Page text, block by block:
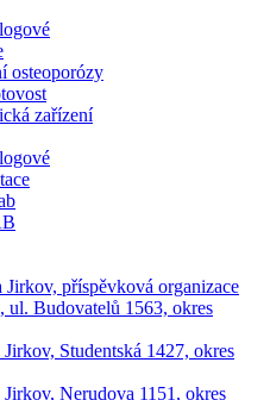
osteoporózy
zařízení
Jirkov, příspěvková organizace
ul. Budovatelů 1563, okres
Studentská 1427, okres
Nerudova 1151, okres